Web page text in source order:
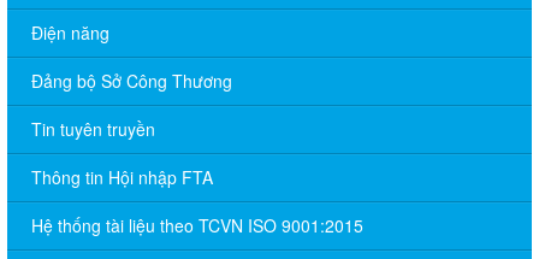
Điện năng
Đảng bộ Sở Công Thương
Tin tuyên truyền
Thông tin Hội nhập FTA
Hệ thống tài liệu theo TCVN ISO 9001:2015